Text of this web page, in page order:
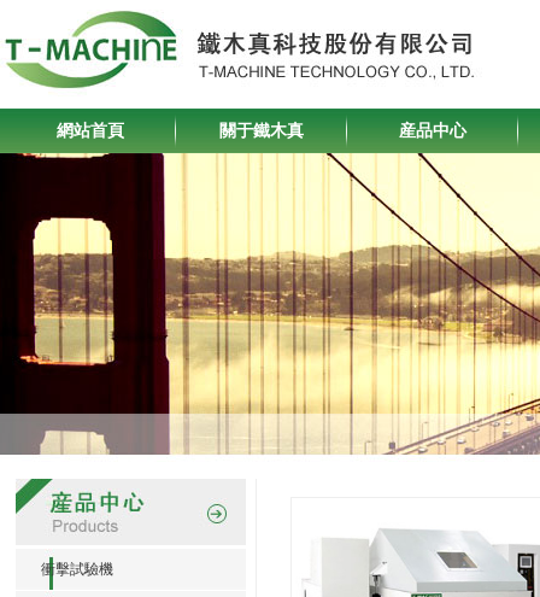
網站首頁 關于鐵木真 産品中心
衝擊試驗機